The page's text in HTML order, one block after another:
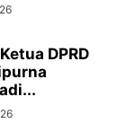
DPRD